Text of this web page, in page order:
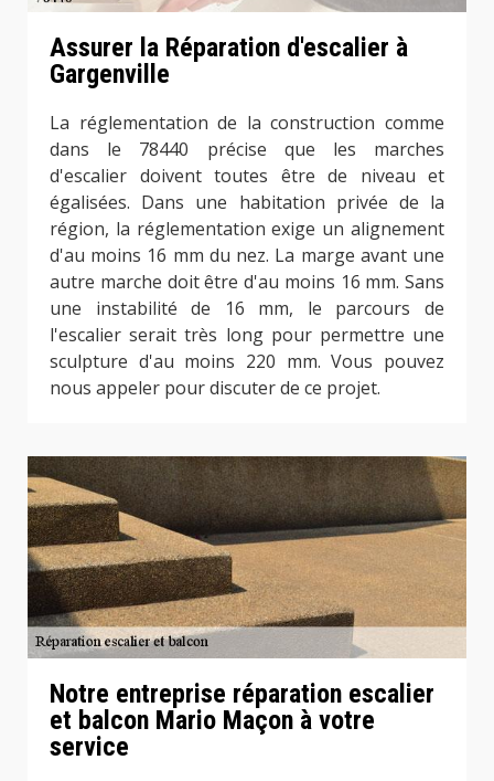
Assurer la Réparation d'escalier à
Gargenville
La réglementation de la construction comme
dans le 78440 précise que les marches
d'escalier doivent toutes être de niveau et
égalisées. Dans une habitation privée de la
région, la réglementation exige un alignement
d'au moins 16 mm du nez. La marge avant une
autre marche doit être d'au moins 16 mm. Sans
une instabilité de 16 mm, le parcours de
l'escalier serait très long pour permettre une
sculpture d'au moins 220 mm. Vous pouvez
nous appeler pour discuter de ce projet.
Notre entreprise réparation escalier
et balcon Mario Maçon à votre
service